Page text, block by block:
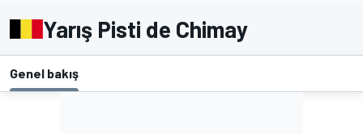
Yarış Pisti de Chimay
Genel bakış